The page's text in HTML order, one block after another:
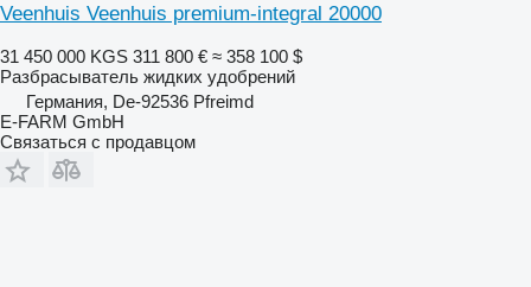
Veenhuis Veenhuis premium-integral 20000
31 450 000 KGS 311 800 € ≈ 358 100 $
Разбрасыватель жидких удобрений
Германия, De-92536 Pfreimd
E-FARM GmbH
Связаться с продавцом